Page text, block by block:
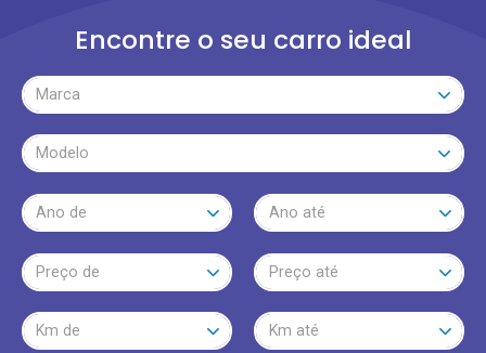
Encontre o seu carro ideal
Marca
Modelo
Ano de Ano até
Preço de Preço até
Km de Km até